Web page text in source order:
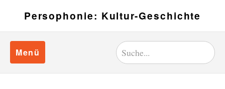
Persophonie: Kultur-Geschichte
Menü